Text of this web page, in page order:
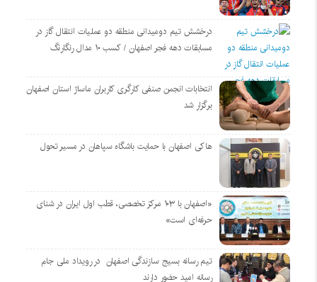
درخشش تیم دومیدانی منطقه دو عملیات انتقال گاز در
مسابقات دهه فجر اصفهان / کسب ۱۰ مدال رنگارنگ
انتخابات انجمن صنفی کارگری کاربران ماساژ استان اصفهان
برگزار شد
هاکی اصفهان با حمایت باشگاه سپاهان در مسیر تحول
«اصفهان با ۱۰۳ مرکز تخصصی، قطب اول ایران در شنای
حرفه‌ای است»
تیم رسانه بسیج سازندگی اصفهان در رویداد ملی جام
رسانه امید حضور دارند